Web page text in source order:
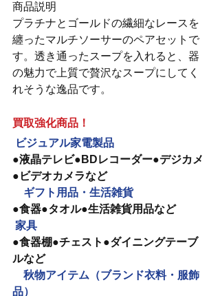
商品説明
プラチナとゴールドの繊細なレースを
纏ったマルチソーサーのペアセットで
す。透き通ったスープを入れると、器
の魅力で上質で贅沢なスープにしてく
れそうな逸品です。
買取強化商品！
ビジュアル家電製品
●液晶テレビ●BDレコーダー●デジカメ
●ビデオカメラなど
ギフト用品・生活雑貨
●食器●タオル●生活雑貨用品など
家具
●食器棚●チェスト●ダイニングテーブ
ルなど
秋物アイテム（ブランド衣料・服飾
品）